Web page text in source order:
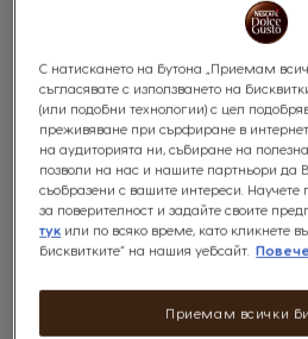
С натискането на бутона „Приемам
съгласявате с използването на
(или подобни технологии) с цел
преживяване при сърфиране в
на аудиторията ни, събиране на
позволи на нас и нашите партньори да
съобразени с вашите интереси. Научете
за поверителност и задайте своите
тук или по всяко време, като кликнете
бисквитките“ на нашия уебсайт.
Приемам всички